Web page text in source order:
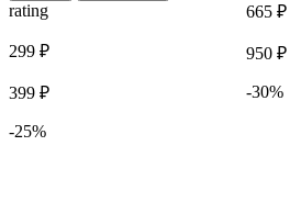
rating
299 ₽
399 ₽
-25%
665 ₽
950 ₽
-30%